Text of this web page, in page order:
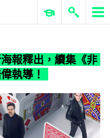
ERP 與商業 AI
報釋出，續集《非
執導！